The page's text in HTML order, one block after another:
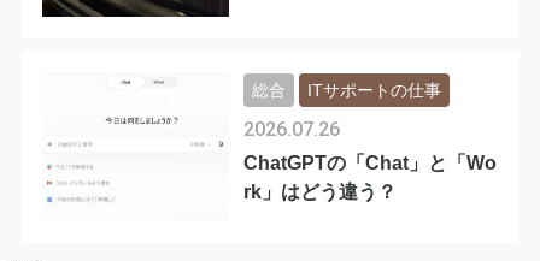
ChatGPTの「Chat」と「Wo
rk」はどう違う？
2026.07.26
総合 ITサポートの仕事